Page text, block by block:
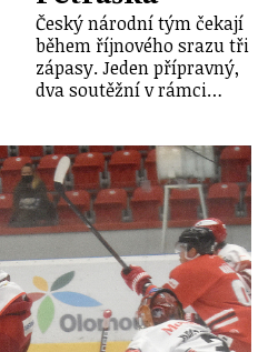
Český národní tým čekají
během říjnového srazu tři
zápasy. Jeden přípravný,
dva soutěžní v rámci…